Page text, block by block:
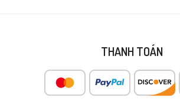
THANH TOÁN